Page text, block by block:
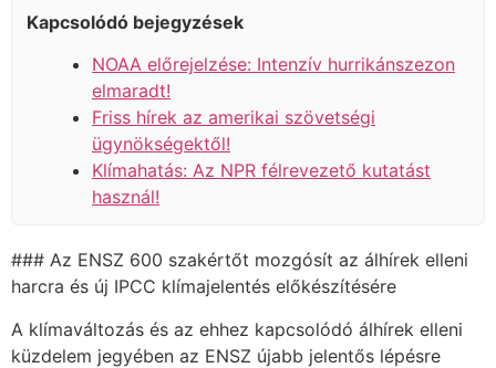
Kapcsolódó bejegyzések
NOAA előrejelzése: Intenzív hurrikánszezon
elmaradt!
Friss hírek az amerikai szövetségi
ügynökségektől!
Klímahatás: Az NPR félrevezető kutatást
használ!
### Az ENSZ 600 szakértőt mozgósít az álhírek elleni
harcra és új IPCC klímajelentés előkészítésére
A klímaváltozás és az ehhez kapcsolódó álhírek elleni
küzdelem jegyében az ENSZ újabb jelentős lépésre